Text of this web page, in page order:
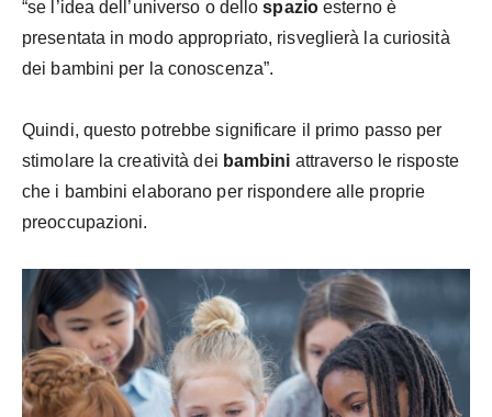
“se l’idea dell’universo o dellospazioesterno è
presentata in modo appropriato, risveglierà la curiosità
dei bambini per la conoscenza”.
Quindi, questo potrebbe significare il primo passo per
stimolare la creatività dei bambini attraverso le risposte
che i bambini elaborano per rispondere alle proprie
preoccupazioni.